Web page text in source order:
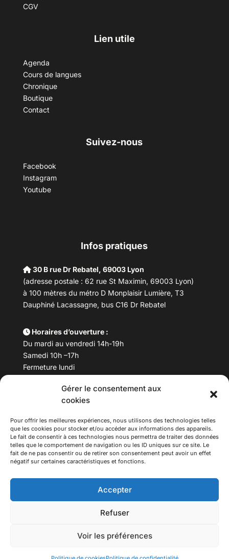
Gérer le consentement aux
cookies
Pour offrir les meilleures expériences, nous utilisons des technologies telles
que les cookies pour stocker et/ou accéder aux informations des appareils.
Le fait de consentir à ces technologies nous permettra de traiter des données
telles que le comportement de navigation ou les ID uniques sur ce site. Le
fait de ne pas consentir ou de retirer son consentement peut avoir un effet
négatif sur certaines caractéristiques et fonctions.
Accepter
Refuser
Voir les préférences
CGV
Lien utile
Agenda
Cours de langues
Chronique
Boutique
Contact
Suivez-nous
Facebook
Instagram
Youtube
Infos pratiques
30 B rue Dr Rebatel, 69003 Lyon
(adresse postale : 62 rue St Maximin, 69003 Lyon)
à 100 mètres du métro D Monplaisir Lumière, T3
Dauphiné Lacassagne, bus C16 Dr Rebatel
Horaires d’ouverture :
Du mardi au vendredi 14h-19h
Samedi 10h –17h
Fermeture lundi
Téléphone : 04 78 53 06 40
maisondesculturesasiatiques@asiexpo.com
Tous droits réservés.